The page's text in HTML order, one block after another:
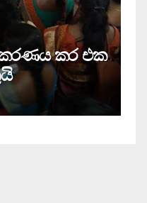
කර එක